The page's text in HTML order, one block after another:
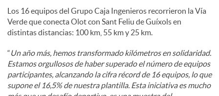
Los 16 equipos del Grupo Caja Ingenieros recorrieron la Vía
Verde que conecta Olot con Sant Feliu de Guíxols en
distintas distancias: 100 km, 55 km y 25 km.
“Un año más, hemos transformado kilómetros en solidaridad.
Estamos orgullosos de haber superado el número de equipos
participantes, alcanzando la cifra récord de 16 equipos, lo que
supone el 16,5% de nuestra plantilla. Esta iniciativa es mucho